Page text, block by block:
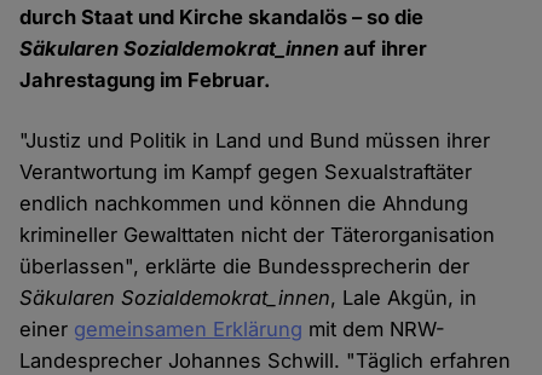
durch Staat und Kirche skandalös – so die
Säkularen Sozialdemokrat_innen auf ihrer
Jahrestagung im Februar.
"Justiz und Politik in Land und Bund müssen ihrer
Verantwortung im Kampf gegen Sexualstraftäter
endlich nachkommen und können die Ahndung
krimineller Gewalttaten nicht der Täterorganisation
überlassen", erklärte die Bundessprecherin der
Säkularen Sozialdemokrat_innen, Lale Akgün, in
einer gemeinsamen Erklärung mit dem NRW-
Landesprecher Johannes Schwill. "Täglich erfahren